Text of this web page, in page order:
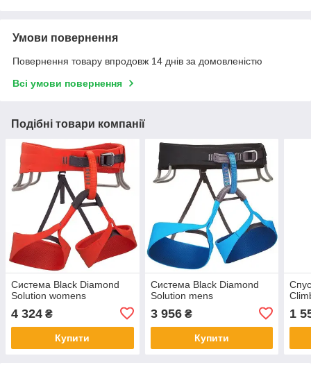
Умови повернення
Повернення товару впродовж 14 днів за домовленістю
Всі умови повернення
Подібні товари компанії
Система Black Diamond
Solution womens
4 324 ₴
Купити
Система Black Diamond
Solution mens
3 956₴
Купити
1